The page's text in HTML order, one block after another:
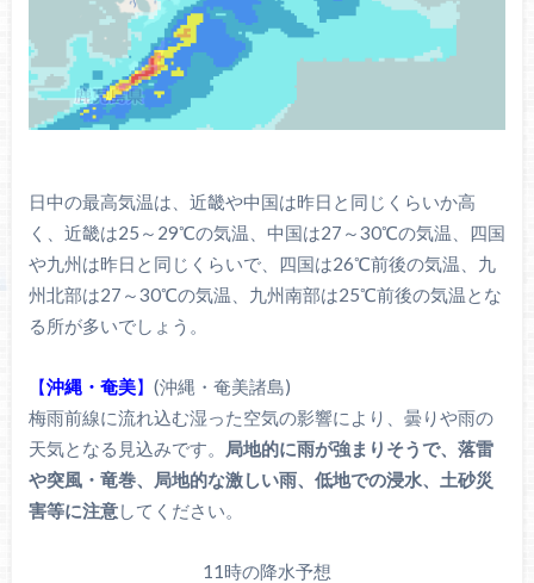
日中の最高気温は、近畿や中国は昨日と同じくらいか高
く、近畿は25～29℃の気温、中国は27～30℃の気温、四国
や九州は昨日と同じくらいで、四国は26℃前後の気温、九
州北部は27～30℃の気温、九州南部は25℃前後の気温とな
る所が多いでしょう。
【沖縄・奄美】 (沖縄・奄美諸島)
梅雨前線に流れ込む湿った空気の影響により、曇りや雨の
天気となる見込みです。
局地的に雨が強まりそうで、落雷
や突風・竜巻、局地的な激しい雨、低地での浸水、土砂災
害等に注意してください。
11時の降水予想